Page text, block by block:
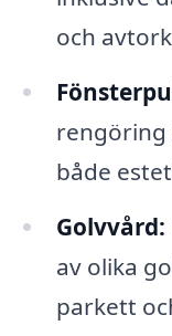
och
rengöring
både
Golvvård:
av olika
parkett